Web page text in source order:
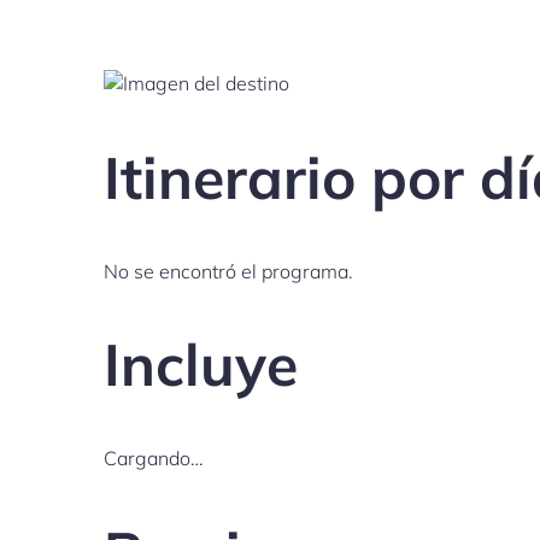
Itinerario por
No se encontró el programa.
Incluye
Cargando…